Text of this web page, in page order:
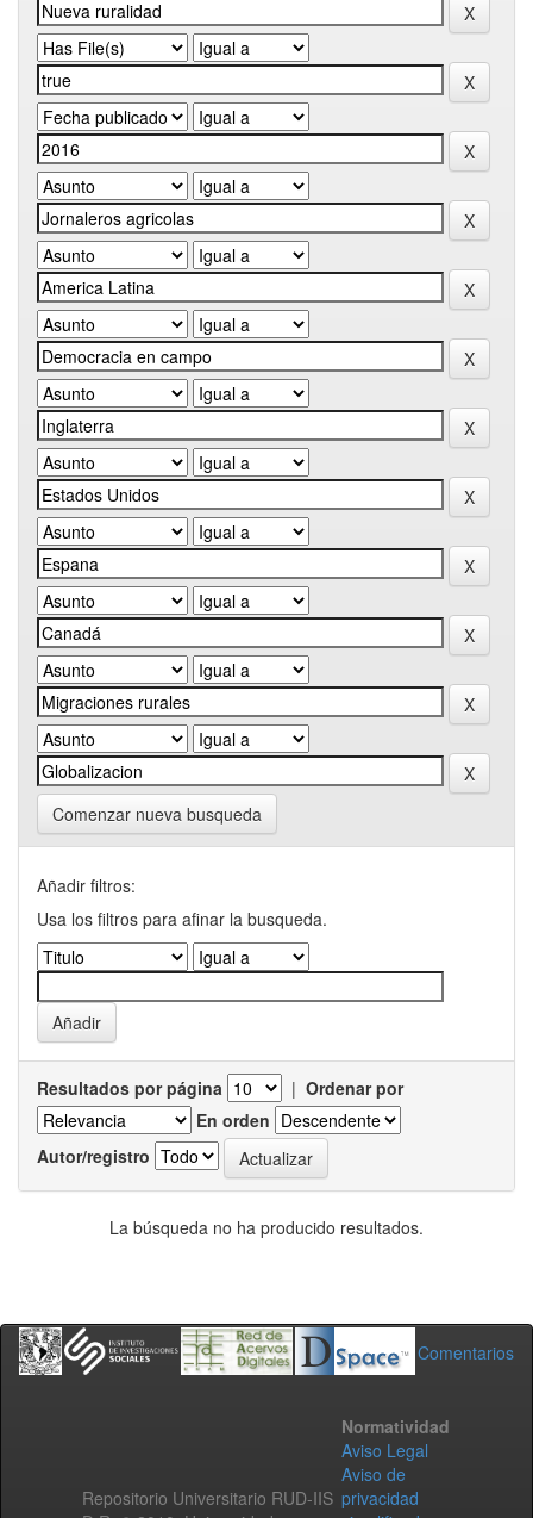
Comenzar nueva busqueda
Añadir filtros:
Usa los filtros para afinar la busqueda.
Resultados por página | Ordenar por
En orden
Autor/registro
La búsqueda no ha producido resultados.
Comentarios
Repositorio Universitario RUD-IIS
Normatividad
Aviso Legal
Aviso de
privacidad